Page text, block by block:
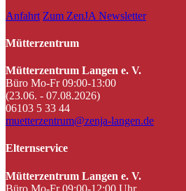
Anfahrt Zum ZenJA Newsletter
Mütterzentrum
Mütterzentrum Langen e. V.
Büro Mo-Fr 09:00-13:00
(23.06. - 07.08.2026)
06103 5 33 44
muetterzentrum@zenja-langen.de
Elternservice
Mütterzentrum Langen e. V.
Büro Mo-Fr 09:00-12:00 Uhr